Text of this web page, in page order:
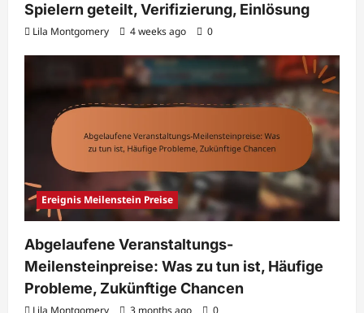
Spielern geteilt, Verifizierung, Einlösung
Lila Montgomery 4 weeks ago 0
Ereignis Meilenstein Preise
Abgelaufene Veranstaltungs-
Meilensteinpreise: Was zu tun ist, Häufige
Probleme, Zukünftige Chancen
Lila Montgomery 3 months ago 0